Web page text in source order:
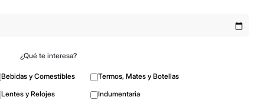
¿Qué te interesa?
Bebidas y Comestibles
Termos, Mates y Botellas
Lentes y Relojes
Indumentaria